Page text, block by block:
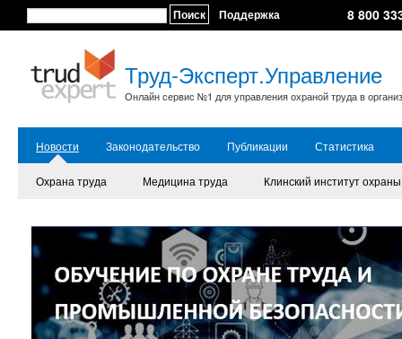
Поиск Поддержка 8 800
Труд-Эксперт.Управление
Онлайн сервис №1 для управления охраной труда в
Новости Законодательство Публикации Статистика
Охрана труда Медицина труда Клинский институт